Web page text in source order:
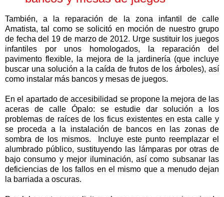
También, a la reparación de la zona infantil de calle
Amatista, tal como se solicitó en moción de nuestro grupo
de fecha del 19 de marzo de 2012. Urge sustituir los juegos
infantiles por unos homologados, la reparación del
pavimento flexible, la mejora de la jardinería (que incluye
buscar una solución a la caída de frutos de los árboles), así
como instalar más bancos y mesas de juegos.
En el apartado de accesibilidad se propone la mejora de las
aceras de calle Ópalo: se estudie dar solución a los
problemas de raíces de los ficus existentes en esta calle y
se proceda a la instalación de bancos en las zonas de
sombra de los mismos. Incluye este punto reemplazar el
alumbrado público, sustituyendo las lámparas por otras de
bajo consumo y mejor iluminación, así como subsanar las
deficiencias de los fallos en el mismo que a menudo dejan
la barriada a oscuras.